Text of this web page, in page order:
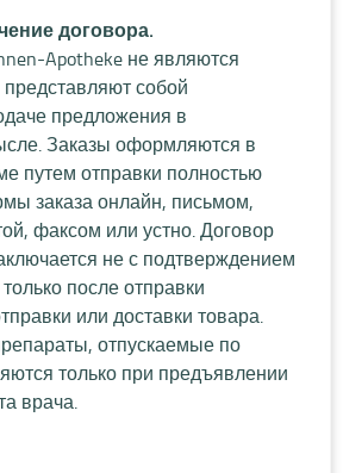
договора.
Apotheke не являются
собой
предложения в
Заказы оформляются в
путем отправки полностью
заказа онлайн, письмом,
факсом или устно. Договор
не с подтверждением
после отправки
или доставки товара.
отпускаемые по
только при предъявлении
врача.